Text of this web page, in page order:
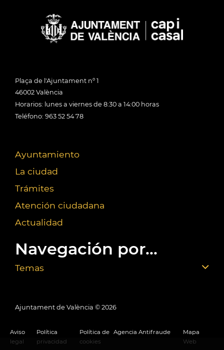
Plaça de l'Ajuntament nº 1
46002 València
Horarios: lunes a viernes de 8:30 a 14:00 horas
Teléfono: 963 52 54 78
Ayuntamiento
La ciudad
Trámites
Atención ciudadana
Actualidad
Navegación por...
Temas
Ajuntament de València © 2026
Aviso
legal
Política
privacidad
Política de
cookies
Agencia Antifraude
Mapa
Web